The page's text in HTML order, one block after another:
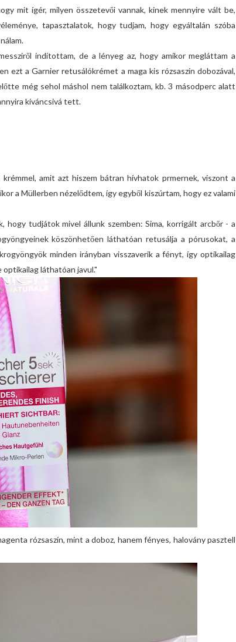
mit ígér, milyen összetevői vannak, kinek mennyire vált be,
tapasztalatok, hogy tudjam, hogy egyáltalán szóba
indítottam, de a lényeg az, hogy amikor megláttam a
ezt a Garnier retusálókrémet a maga kis rózsaszín dobozával,
még sehol máshol nem találkoztam, kb. 3 másodperc alatt
kíváncsivá tett.
amit azt hiszem bátran hívhatok prmernek, viszont a
a Müllerben nézelődtem, így egyből kiszúrtam, hogy ez valami
tudjátok mivel állunk szemben: Sima, korrigált arcbőr - a
köszönhetően láthatóan retusálja a pórusokat, a
minden irányban visszaverik a fényt, így optikailag
láthatóan javul."
rózsaszín, mint a doboz, hanem fényes, halovány pasztell